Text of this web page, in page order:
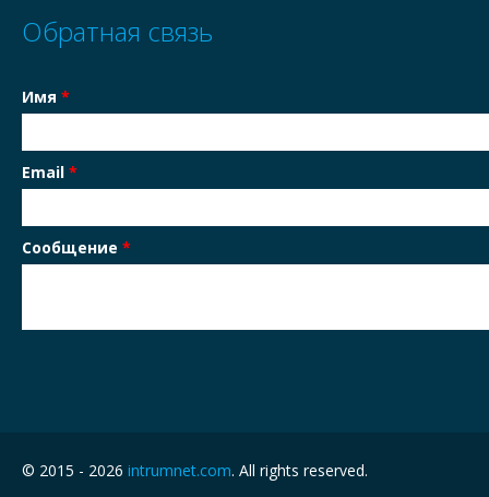
Обратная связь
Имя *
Email *
Сообщение *
© 2015 - 2026 intrumnet.com. All rights reserved.